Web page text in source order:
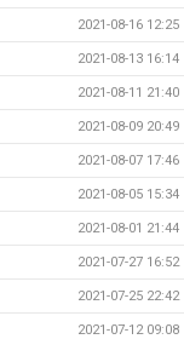
2021-08-16 12:25
2021-08-13 16:14
2021-08-11 21:40
2021-08-09 20:49
2021-08-07 17:46
2021-08-05 15:34
2021-08-01 21:44
2021-07-27 16:52
2021-07-25 22:42
2021-07-12 09:08